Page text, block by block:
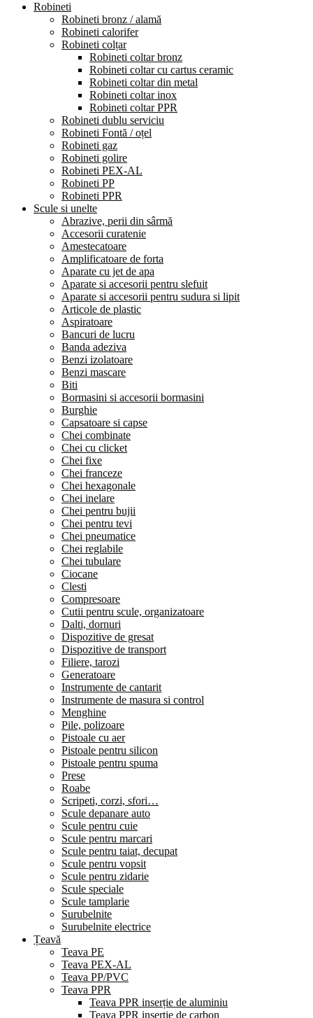
Robineti
Robineti bronz / alamă
Robineti calorifer
Robineti colțar
Robineti coltar bronz
Robineti coltar cu cartus ceramic
Robineti coltar din metal
Robineti coltar inox
Robineti coltar PPR
Robineti dublu serviciu
Robineti Fontă / oțel
Robineti gaz
Robineti golire
Robineti PEX-AL
Robineti PP
Robineti PPR
Scule si unelte
Abrazive, perii din sârmă
Accesorii curatenie
Amestecatoare
Amplificatoare de forta
Aparate cu jet de apa
Aparate si accesorii pentru slefuit
Aparate si accesorii pentru sudura si lipit
Articole de plastic
Aspiratoare
Bancuri de lucru
Banda adeziva
Benzi izolatoare
Benzi mascare
Biti
Bormasini si accesorii bormasini
Burghie
Capsatoare si capse
Chei combinate
Chei cu clicket
Chei fixe
Chei franceze
Chei hexagonale
Chei inelare
Chei pentru bujii
Chei pentru tevi
Chei pneumatice
Chei reglabile
Chei tubulare
Ciocane
Clesti
Compresoare
Cutii pentru scule, organizatoare
Dalti, dornuri
Dispozitive de gresat
Dispozitive de transport
Filiere, tarozi
Generatoare
Instrumente de cantarit
Instrumente de masura si control
Menghine
Pile, polizoare
Pistoale cu aer
Pistoale pentru silicon
Pistoale pentru spuma
Prese
Roabe
Scripeti, corzi, sfori…
Scule depanare auto
Scule pentru cuie
Scule pentru marcari
Scule pentru taiat, decupat
Scule pentru vopsit
Scule pentru zidarie
Scule speciale
Scule tamplarie
Surubelnite
Surubelnite electrice
Țeavă
Teava PE
Teava PEX-AL
Teava PP/PVC
Teava PPR
Teava PPR inserție de aluminiu
Teava PPR inserție de carbon